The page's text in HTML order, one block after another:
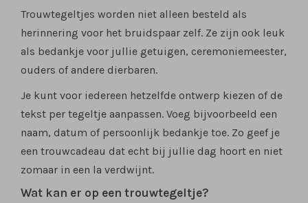
Trouwtegeltjes worden niet alleen besteld als
herinnering voor het bruidspaar zelf. Ze zijn ook leuk
als bedankje voor jullie getuigen, ceremoniemeester,
ouders of andere dierbaren.
Je kunt voor iedereen hetzelfde ontwerp kiezen of de
tekst per tegeltje aanpassen. Voeg bijvoorbeeld een
naam, datum of persoonlijk bedankje toe. Zo geef je
een trouwcadeau dat echt bij jullie dag hoort en niet
zomaar in een la verdwijnt.
Wat kan er op een trouwtegeltje?